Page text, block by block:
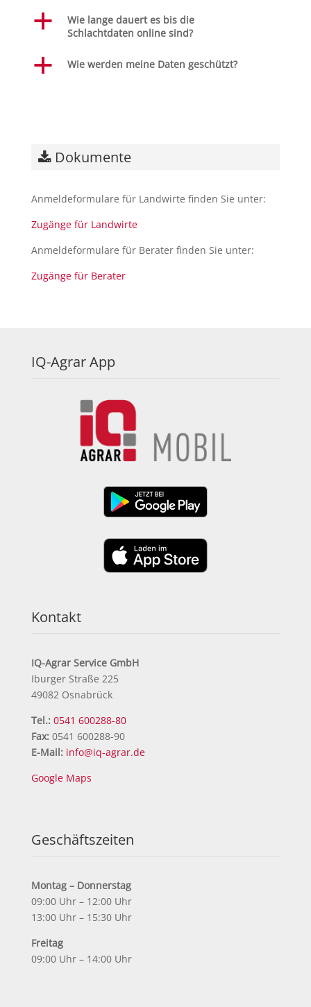
a
Wie lange dauert es bis die
Schlachtdaten online sind?
a Wie werden meine Daten geschützt?
Dokumente
Anmeldeformulare für Landwirte finden Sie unter:
Zugänge für Landwirte
Anmeldeformulare für Berater finden Sie unter:
Zugänge für Berater
IQ-Agrar App
Kontakt
IQ-Agrar Service GmbH
Iburger Straße 225
49082 Osnabrück
Tel.: 0541 600288-80
Fax:0541 600288-90
E-Mail: info@iq-agrar.de
Google Maps
Geschäftszeiten
Montag – Donnerstag
09:00 Uhr – 12:00 Uhr
13:00 Uhr – 15:30 Uhr
Freitag
09:00 Uhr – 14:00 Uhr